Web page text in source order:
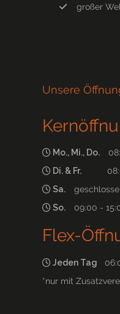
großer
Unsere
Mo., Mi., Do.
Di. & Fr.
08:00
Sa.
So.
09:00 -
Flex-
Jeden Tag
*nur mit